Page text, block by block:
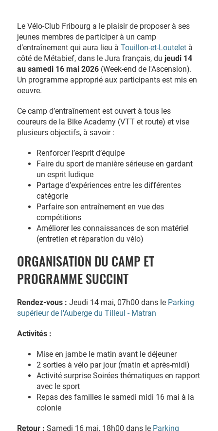
Le Vélo-Club Fribourg a le plaisir de proposer à ses
jeunes membres de participer à un camp
d’entraînement qui aura lieu à Touillon-et-Loutelet à
côté de Métabief, dans le Jura français, du jeudi 14
au samedi 16 mai 2026 (Week-end de l'Ascension).
Un programme approprié aux participants est mis en
oeuvre.
Ce camp d’entraînement est ouvert à tous les
coureurs de la Bike Academy (VTT et route) et vise
plusieurs objectifs, à savoir :
Renforcer l’esprit d’équipe
Faire du sport de manière sérieuse en gardant
un esprit ludique
Partage d’expériences entre les différentes
catégorie
Parfaire son entraînement en vue des
compétitions
Améliorer les connaissances de son matériel
(entretien et réparation du vélo)
ORGANISATION DU CAMP ET
PROGRAMME SUCCINT
Rendez-vous : Jeudi 14 mai, 07h00 dans le Parking
supérieur de l'Auberge du Tilleul - Matran
Activités :
Mise en jambe le matin avant le déjeuner
2 sorties à vélo par jour (matin et après-midi)
Activité surprise Soirées thématiques en rapport
avec le sport
Repas des familles le samedi midi 16 mai à la
colonie
Retour : Samedi 16 mai, 18h00 dans le Parking